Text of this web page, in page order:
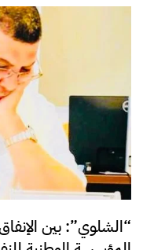
“الشلوي”: بين